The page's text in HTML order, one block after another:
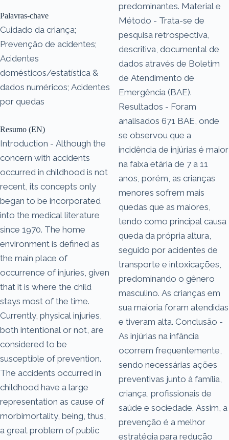
Palavras-chave
Cuidado da criança;
Prevenção de acidentes;
Acidentes
domésticos/estatística &
dados numéricos; Acidentes
por quedas
Resumo (EN)
Introduction - Although the
concern with accidents
occurred in childhood is not
recent, its concepts only
began to be incorporated
into the medical literature
since 1970. The home
environment is defined as
the main place of
occurrence of injuries, given
that it is where the child
stays most of the time.
Currently, physical injuries,
both intentional or not, are
considered to be
susceptible of prevention.
The accidents occurred in
childhood have a large
representation as cause of
morbimortality, being, thus,
a great problem of public
predominantes. Material e
Método - Trata-se de
pesquisa retrospectiva,
descritiva, documental de
dados através de Boletim
de Atendimento de
Emergência (BAE).
Resultados - Foram
analisados 671 BAE, onde
se observou que a
incidência de injúrias é maior
na faixa etária de 7 a 11
anos, porém, as crianças
menores sofrem mais
quedas que as maiores,
tendo como principal causa
queda da própria altura,
seguido por acidentes de
transporte e intoxicações,
predominando o gênero
masculino. As crianças em
sua maioria foram atendidas
e tiveram alta. Conclusão -
As injúrias na infância
ocorrem frequentemente,
sendo necessárias ações
preventivas junto à família,
criança, profissionais de
saúde e sociedade. Assim, a
prevenção é a melhor
estratégia para redução